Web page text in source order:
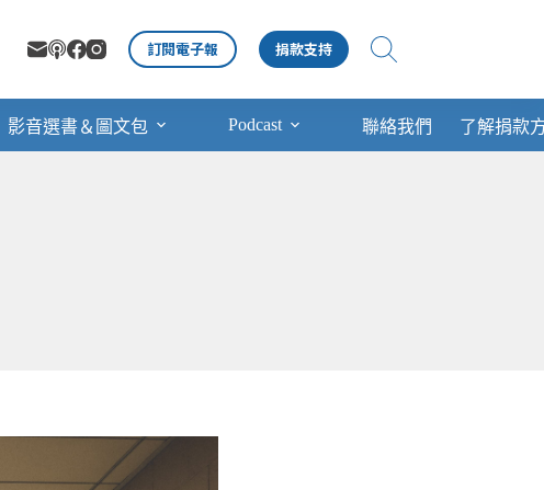
訂閱電子報 捐款支持
影音選書＆圖文包 Podcast 聯絡我們 了解捐款